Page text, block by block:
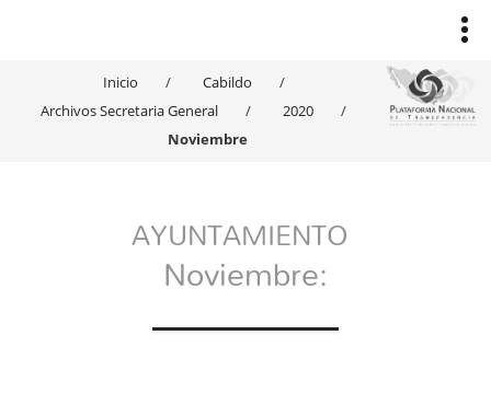
Inicio
Cabildo
Archivos Secretaria General
2020
Noviembre
AYUNTAMIENTO
Noviembre: